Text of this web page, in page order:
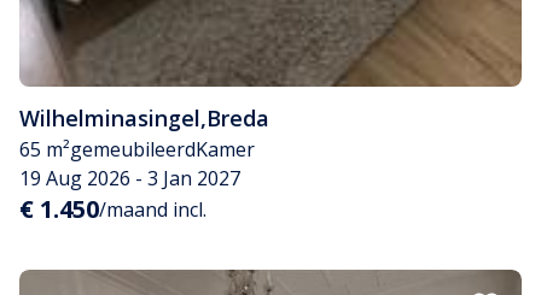
Wilhelminasingel,Breda
65 m²gemeubileerdKamer
19 Aug 2026 - 3 Jan 2027
€ 1.450/maand incl.